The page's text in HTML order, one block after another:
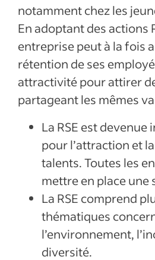
notamment chez les
En adoptant des actions
entreprise peut à la fois
rétention de ses
attractivité pour attirer
partageant les mêmes
La RSE est devenue
pour l’attraction et
talents. Toutes les
mettre en place une
La RSE comprend
thématiques
l’environnement,
diversité.